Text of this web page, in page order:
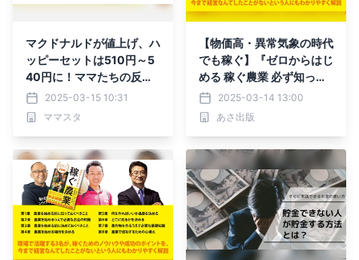
マクドナルドが値上げ、ハ
ッピーセットは510円～5
40円に！ママたちの反応
は？2025-03-15 10:31
ママスタ
【物価高・異常気象の時代
でも稼ぐ】『ゼロからはじ
める 稼ぐ農業 必ず知って
おきたいこと100』2025
年 3月24日発刊
2025-03-14 13:00
あさ出版